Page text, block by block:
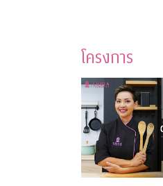
โครงการ